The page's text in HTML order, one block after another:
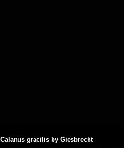
Calanus gracilis by Giesbrecht